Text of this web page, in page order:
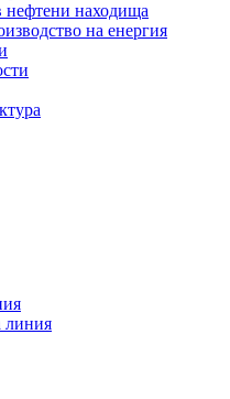
нефтени находища
на енергия
линия